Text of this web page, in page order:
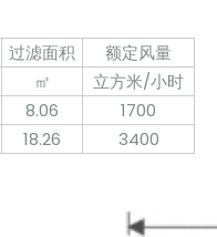
过滤面积
额定风量
㎡
立方米/小时
8.06
1700
18.26 3400